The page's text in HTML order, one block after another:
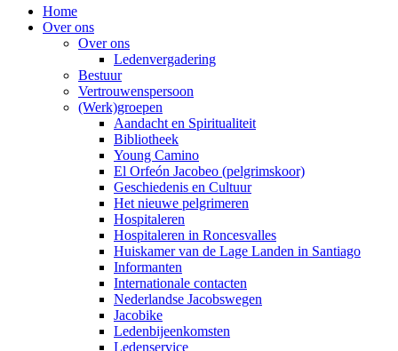
Home
Over ons
Over ons
Ledenvergadering
Bestuur
Vertrouwenspersoon
(Werk)groepen
Aandacht en Spiritualiteit
Bibliotheek
Young Camino
El Orfeón Jacobeo (pelgrimskoor)
Geschiedenis en Cultuur
Het nieuwe pelgrimeren
Hospitaleren
Hospitaleren in Roncesvalles
Huiskamer van de Lage Landen in Santiago
Informanten
Internationale contacten
Nederlandse Jacobswegen
Jacobike
Ledenbijeenkomsten
Ledenservice